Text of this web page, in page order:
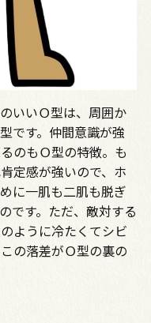
いいＯ型は、周囲か
です。仲間意識が強
のもＯ型の特徴。も
定感が強いので、ホ
に一肌も二肌も脱ぎ
です。ただ、敵対する
ように冷たくてシビ
の落差がＯ型の裏の